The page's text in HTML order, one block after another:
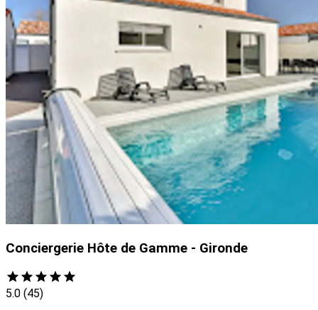
Conciergerie Hôte de Gamme - Gironde
5.0 (45)